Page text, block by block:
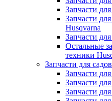
Запчасти
Запчасти
Husqvarna
Запчасти
Остальные
техники
Запчасти для
Запчасти
Запчасти
Запчасти